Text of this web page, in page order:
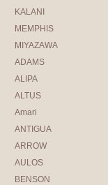
KALANI
MEMPHIS
MIYAZAWA
ADAMS
ALIPA
ALTUS
Amari
ANTIGUA
ARROW
AULOS
BENSON